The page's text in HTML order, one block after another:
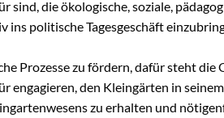
sind, die ökologische, soziale,
ins politische Tagesgeschäft
Prozesse zu fördern, dafür steht
engagieren, den Kleingärten in
zu erhalten und